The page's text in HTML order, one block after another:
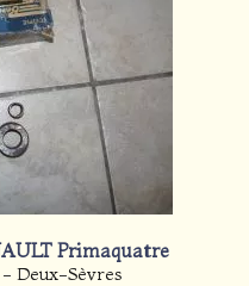
Primaquatre
Deux-Sèvres